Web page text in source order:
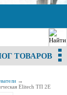
ТОВАРОВ
→
Elitech ТП 2Е